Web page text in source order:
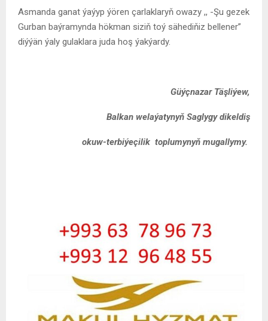
Asmanda ganat ýaýyp ýören çarlaklaryň owazy ,, -Şu gezek
Gurban baýramynda hökman siziň toý sähediňiz bellener”
diýýän ýaly gulaklara juda hoş ýakýardy.
Güýçnazar Täşliýew,
Balkan welaýatynyň Saglygy dikeldiş
okuw-terbiýeçilik toplumynyň mugallymy.